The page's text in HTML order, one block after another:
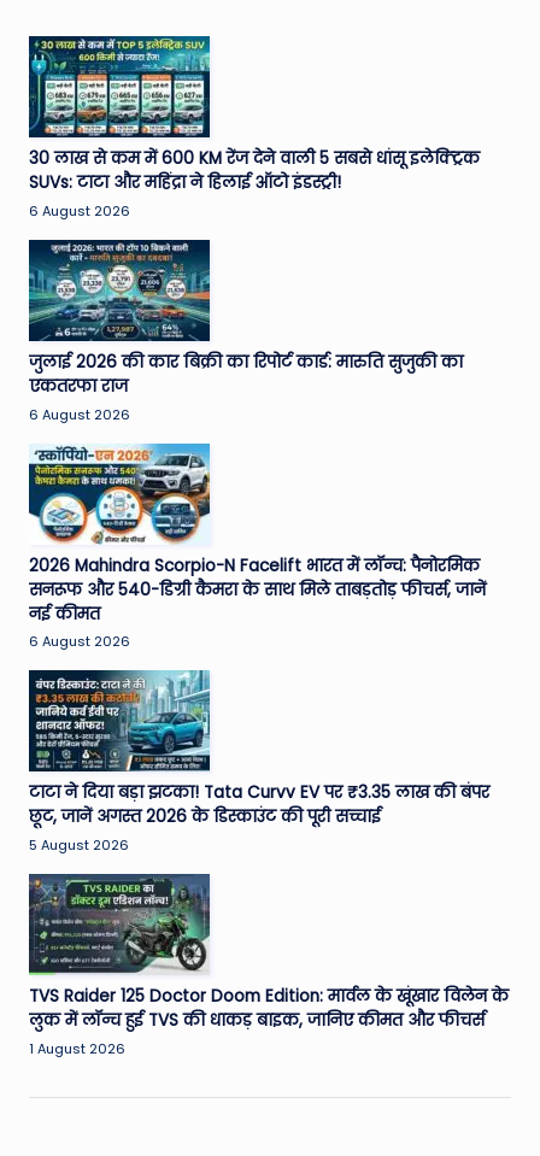
30 लाख से कम में 600 KM रेंज देने वाली 5 सबसे धांसू इलेक्ट्रिक
SUVs: टाटा और महिंद्रा ने हिलाई ऑटो इंडस्ट्री!
6 August 2026
जुलाई 2026 की कार बिक्री का रिपोर्ट कार्ड: मारुति सुजुकी का
एकतरफा राज
6 August 2026
2026 Mahindra Scorpio-N Facelift भारत में लॉन्च: पैनोरमिक
सनरूफ और 540-डिग्री कैमरा के साथ मिले ताबड़तोड़ फीचर्स, जानें
नई कीमत
6 August 2026
टाटा ने दिया बड़ा झटका! Tata Curvv EV पर ₹3.35 लाख की बंपर
छूट, जानें अगस्त 2026 के डिस्काउंट की पूरी सच्चाई
5 August 2026
TVS Raider 125 Doctor Doom Edition: मार्वल के खूंखार विलेन के
लुक में लॉन्च हुई TVS की धाकड़ बाइक, जानिए कीमत और फीचर्स
1 August 2026